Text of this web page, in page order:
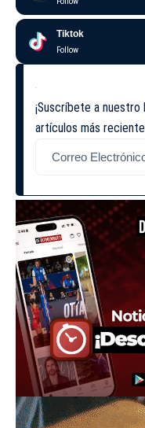
Tiktok
Follow
¡Suscríbete a
artículos más